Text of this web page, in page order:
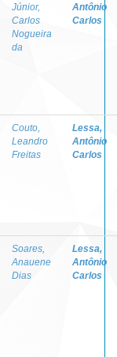
Júnior,
Carlos
Nogueira
da
Antônio
Carlos
Couto,
Leandro
Freitas
Lessa,
Antônio
Carlos
Soares,
Anauene
Dias
Lessa,
Antônio
Carlos